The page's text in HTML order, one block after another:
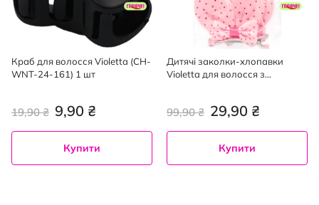
Краб для волосся Violetta (CH-
WNT-24-161) 1 шт
9,90 ₴
19,90 ₴
Купити
Дитячі заколки-хлопавки
Violetta для волосся з
29,90 ₴
99,90 ₴
Купити